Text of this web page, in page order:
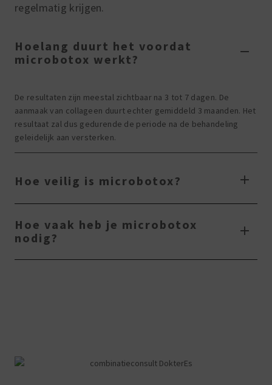
regelmatig krijgen.
Hoelang duurt het voordat
microbotox werkt?
De resultaten zijn meestal zichtbaar na 3 tot 7 dagen. De
aanmaak van collageen duurt echter gemiddeld 3 maanden. Het
resultaat zal dus gedurende de periode na de behandeling
geleidelijk aan versterken.
Hoe veilig is microbotox?
Hoe vaak heb je microbotox
nodig?